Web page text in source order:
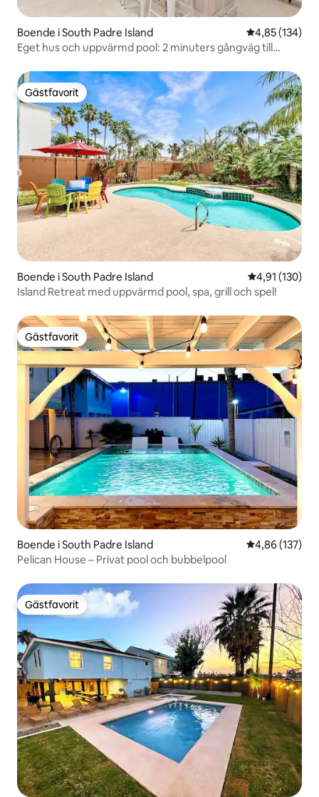
Boende i South Padre Island 4,85 av 5 i
4,85 (134)
Eget hus och uppvärmd pool: 2 minuters gångväg till
Gästfavorit
Gästfavorit
Boende i South Padre Island 4,91 av 5 i
4,91 (130)
Island Retreat med uppvärmd pool, spa, grill och spel!
Gästfavorit
Gästfavorit
Boende i South Padre Island 4,86 av 5 i
4,86 (137)
Pelican House – Privat pool och bubbelpool
Gästfavorit
Gästfavorit